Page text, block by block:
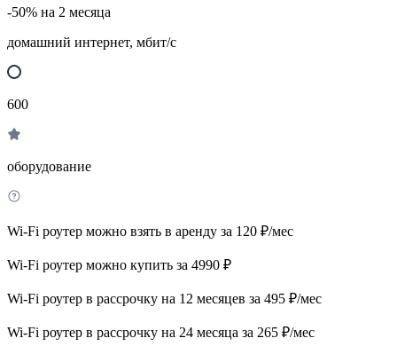
-50% на 2 месяца
домашний интернет, мбит/с
600
оборудование
Wi-Fi роутер можно взять в аренду за 120 ₽/мес
Wi-Fi роутер можно купить за 4990 ₽
Wi-Fi роутер в рассрочку на 12 месяцев за 495 ₽/мес
Wi-Fi роутер в рассрочку на 24 месяца за 265 ₽/мес